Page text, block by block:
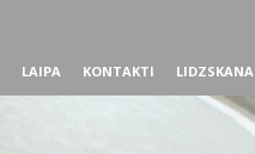
LAIPA KONTAKTI LIDZSKANA